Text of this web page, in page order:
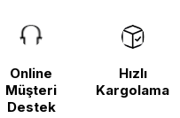
Online
Müşteri
Destek
Hızlı
Kargolama